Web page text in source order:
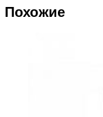
Похожие